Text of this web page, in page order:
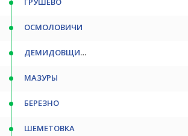
ОСМОЛОВИЧИ
ДЕМИДОВЩИНА
МАЗУРЫ
БЕРЕЗНО
ШЕМЕТОВКА